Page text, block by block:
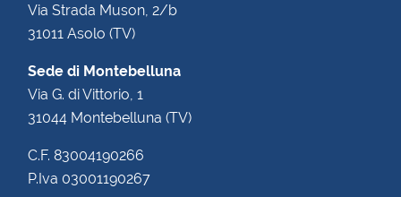
Via Strada Muson, 2/b
31011 Asolo (TV)
Sede di Montebelluna
Via G. di Vittorio, 1
31044 Montebelluna (TV)
C.F. 83004190266
P.Iva 03001190267